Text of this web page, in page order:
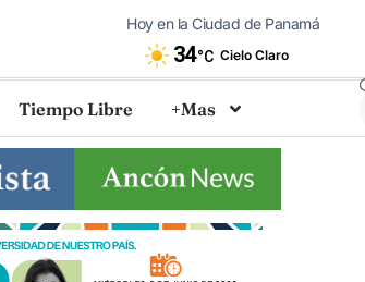
Hoy en la Ciudad de Panamá
34°C Cielo Claro
Tiempo Libre +Mas